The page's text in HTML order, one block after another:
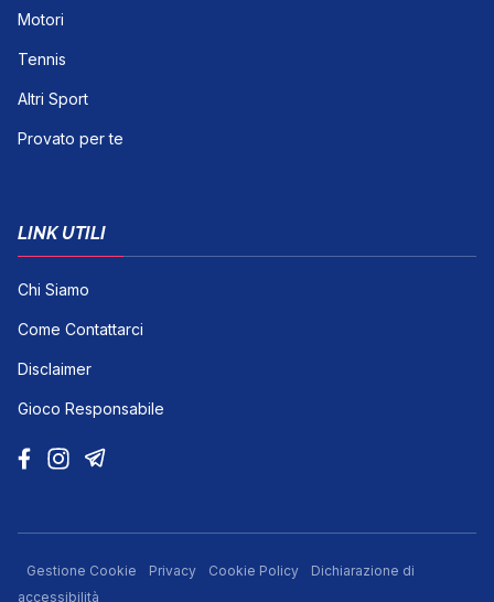
Motori
Tennis
Altri Sport
Provato per te
LINK UTILI
Chi Siamo
Come Contattarci
Disclaimer
Gioco Responsabile
Gestione Cookie Privacy Cookie Policy
Dichiarazione di
accessibilità